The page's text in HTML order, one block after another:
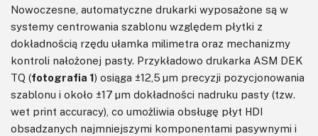
Nowoczesne, automatyczne drukarki wyposażone są w
systemy centrowania szablonu względem płytki z
dokładnością rzędu ułamka milimetra oraz mechanizmy
kontroli nałożonej pasty. Przykładowo drukarka ASM DEK
TQ (fotografia 1) osiąga ±12,5 μm precyzji pozycjonowania
szablonu i około ±17 μm dokładności nadruku pasty (tzw.
wet print accuracy), co umożliwia obsługę płyt HDI
obsadzanych najmniejszymi komponentami pasywnymi i